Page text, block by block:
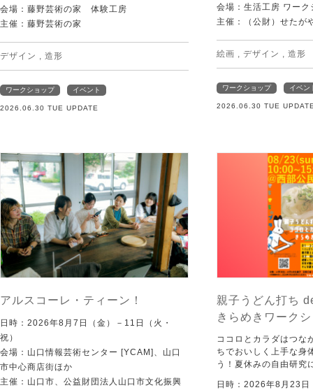
会場：藤野芸術の家 体験工房
主催：藤野芸術の家
デザイン 造形
ワークショップ イベント
2026.06.30 TUE UPDATE
会場：生活工房 ワー
主催：（公財）せたが
絵画 デザイン 造形
ワークショップ イベン
2026.06.30 TUE
アルスコーレ・ティーン！
日時：2026年8月7日（金）－11日（火・
祝）
会場：山口情報芸術センター [YCAM]、山口
市中心商店街ほか
主催：山口市、公益財団法人山口市文化振興
親子うどん打ち
きらめきワーク
ココロとカラダはつな
ちでおいしく上手な身
う！夏休みの自由研究
日時：2026年8月23日